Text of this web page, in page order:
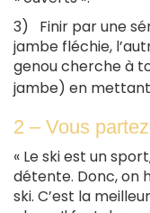
3) Finir par une
jambe fléchie,
genou cherche à
jambe) en mettant
2 – Vous
« Le ski est un
détente. Donc, on
ski. C’est la